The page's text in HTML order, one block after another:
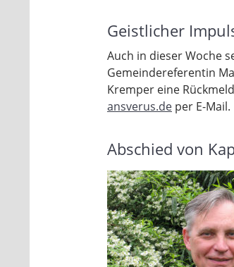
Geistlicher
Auch in dieser Woche
Gemeindereferentin
Kremper eine
ansverus.de per E-Mail.
Abschied von